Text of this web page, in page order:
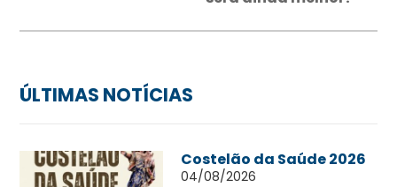
ÚLTIMAS NOTÍCIAS
Costelão da Saúde 2026
04/08/2026